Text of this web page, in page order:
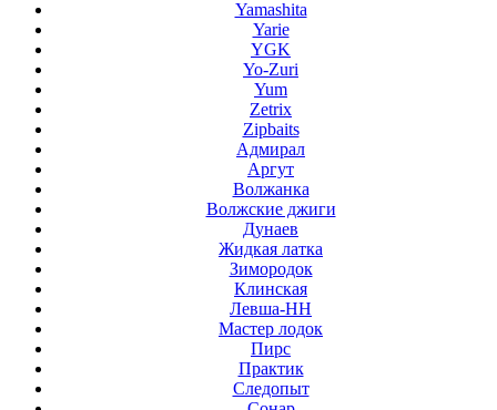
Yamashita
Yarie
YGK
Yo-Zuri
Yum
Zetrix
Zipbaits
Адмирал
Аргут
Волжанка
Волжские джиги
Дунаев
Жидкая латка
Зимородок
Клинская
Левша-НН
Мастер лодок
Пирс
Практик
Следопыт